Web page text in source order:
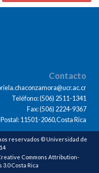
Contacto
Teléfono: (506) 2511-1341
Fax: (506) 2224-9367
11501-2060,Costa Rica
reservados © Universidad de
Commons Attribution-
Costa Rica